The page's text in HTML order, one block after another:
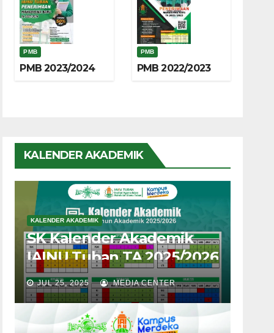
PMB
PMB 2023/2024
PMB
PMB 2022/2023
KALENDER AKADEMIK
KALENDER AKADEMIK
SK Kalender Akademik
IAINU Tuban TA 2025/2026
JUL 25, 2025 MEDIA CENTER